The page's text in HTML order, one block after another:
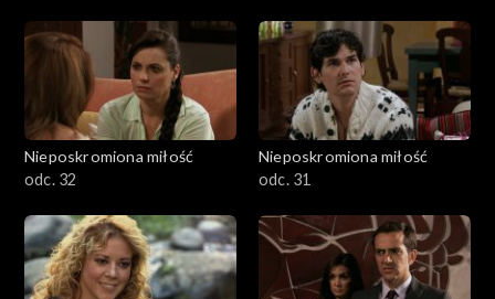
Nieposkromiona miłość
odc. 32
Nieposkromiona miłość
odc. 31